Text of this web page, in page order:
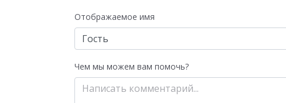
Отображаемое имя
Чем мы можем вам помочь?